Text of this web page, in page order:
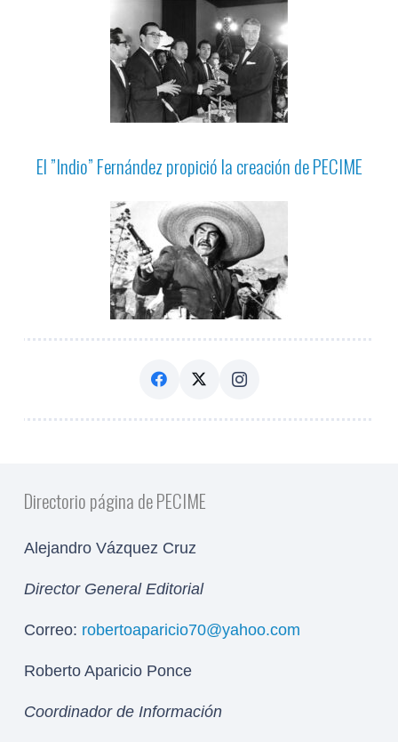
El ”Indio” Fernández propició la creación de PECIME
Directorio página de PECIME
Alejandro Vázquez Cruz
Director General Editorial
Correo: robertoaparicio70@yahoo.com
Roberto Aparicio Ponce
Coordinador de Información